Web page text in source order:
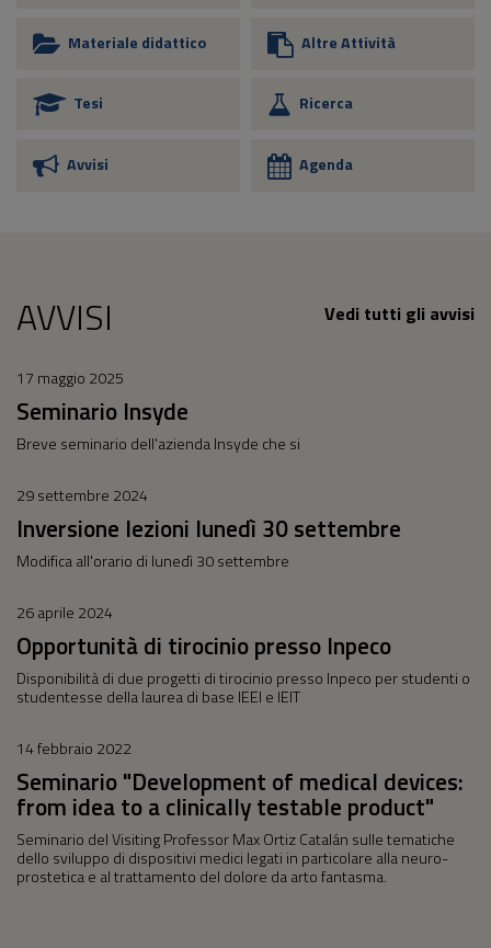
Materiale didattico Altre Attività
Tesi Ricerca
Avvisi Agenda
AVVISI Vedi tutti gli avvisi
17 maggio 2025
Seminario Insyde
Breve seminario dell'azienda Insyde che si
29 settembre 2024
Inversione lezioni lunedì 30 settembre
Modifica all'orario di lunedì 30 settembre
26 aprile 2024
Opportunità di tirocinio presso Inpeco
Disponibilità di due progetti di tirocinio presso Inpeco per studenti o
studentesse della laurea di base IEEI e IEIT
14 febbraio 2022
Seminario "Development of medical devices:
from idea to a clinically testable product"
Seminario del Visiting Professor Max Ortiz Catalán sulle tematiche
dello sviluppo di dispositivi medici legati in particolare alla neuro-
prostetica e al trattamento del dolore da arto fantasma.